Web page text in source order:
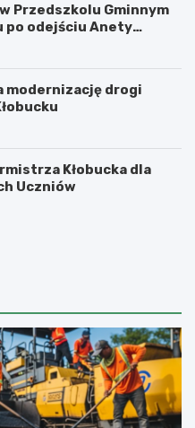
Przedszkolu Gminnym
po odejściu Anety
modernizację drogi
Kłobucka dla
Uczniów